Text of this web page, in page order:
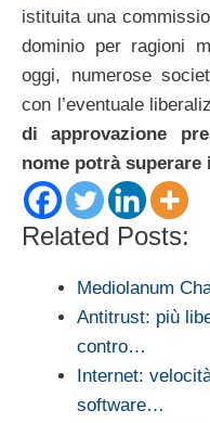
istituita una
dominio per ragioni
oggi, numerose
con l’eventuale
di approvazione
nome potrà superare
Related Posts:
Mediolanum
Antitrust: più
contro…
Internet:
software…